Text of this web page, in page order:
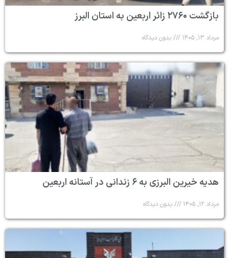
بازگشت ۲۷۶۰ زائر اربعین به استان البرز
مرداد ۱۳, ۱۴۰۵ بدون دیدگاه
هدیه خیرین البرزی به ۶ زندانی در آستانه اربعین
مرداد ۱۲, ۱۴۰۵ بدون دیدگاه